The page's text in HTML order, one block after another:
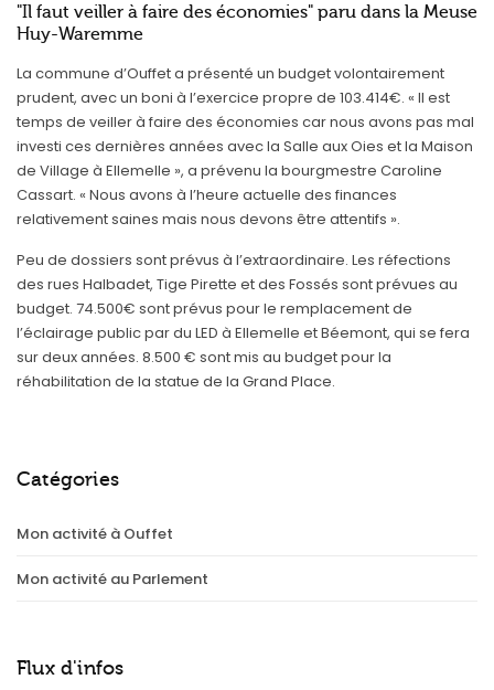
"Il faut veiller à faire des économies" paru dans la Meuse
Huy-Waremme
La commune d’Ouffet a présenté un budget volontairement
prudent, avec un boni à l’exercice propre de 103.414€. « Il est
temps de veiller à faire des économies car nous avons pas mal
investi ces dernières années avec la Salle aux Oies et la Maison
de Village à Ellemelle », a prévenu la bourgmestre Caroline
Cassart. « Nous avons à l’heure actuelle des finances
relativement saines mais nous devons être attentifs ».
Peu de dossiers sont prévus à l’extraordinaire. Les réfections
des rues Halbadet, Tige Pirette et des Fossés sont prévues au
budget. 74.500€ sont prévus pour le remplacement de
l’éclairage public par du LED à Ellemelle et Béemont, qui se fera
sur deux années. 8.500 € sont mis au budget pour la
réhabilitation de la statue de la Grand Place.
Catégories
Mon activité à Ouffet
Mon activité au Parlement
Flux d'infos